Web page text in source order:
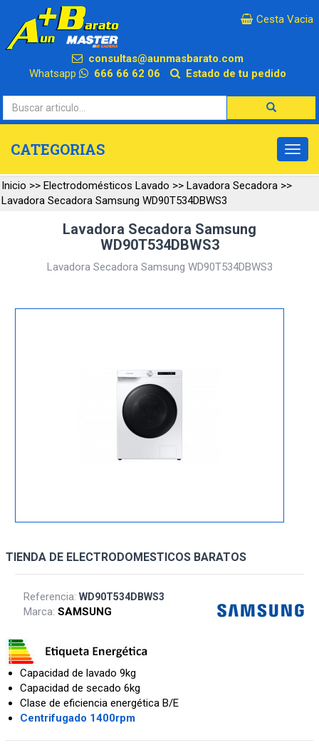
×
Cesta Vacia
consultas@aunmasbarato.com
Whatsapp
666 66 62 06 Estado de tu pedido
CATEGORIAS
Inicio >> Electrodomésticos Lavado >> Lavadora Secadora >>
Lavadora Secadora Samsung WD90T534DBWS3
Lavadora Secadora Samsung
WD90T534DBWS3
Lavadora Secadora Samsung WD90T534DBWS3
TIENDA DE ELECTRODOMESTICOS BARATOS
Referencia:WD90T534DBWS3
Marca:SAMSUNG
Capacidad de lavado 9kg
Capacidad de secado 6kg
Clase de eficiencia energética B/E
Centrifugado 1400rpm